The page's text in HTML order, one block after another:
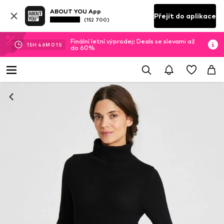
ABOUT YOU App
(152 700) Přejít do aplikace
15H 46M 01 S
Finální letní výprodej: Deals se slevami až
do 60%